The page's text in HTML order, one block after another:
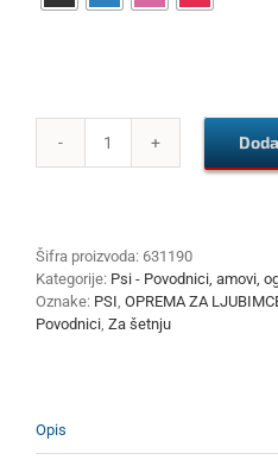
FLEXI
8
m
količina
Šifra proizvoda: 631190
Kategorije: Psi - Povodnici, amovi,
Oznake: PSI OPREMA ZA
Povodnici Za šetnju
Opis